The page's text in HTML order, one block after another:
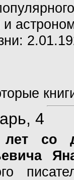
и
4
лет со